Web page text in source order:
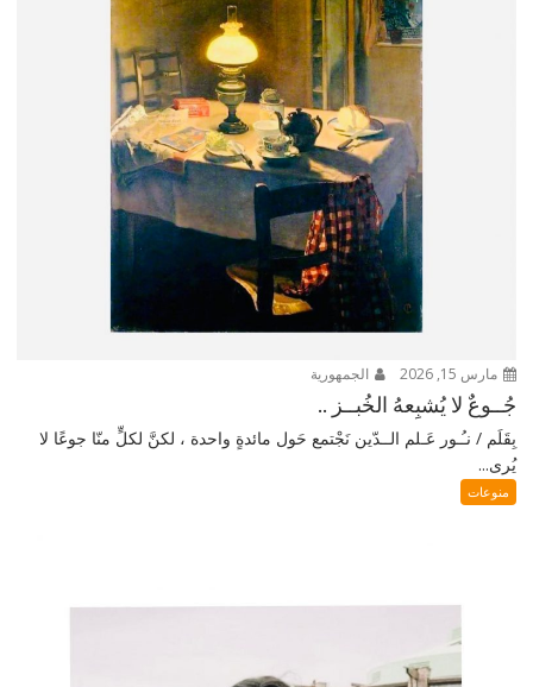
مارس 15, 2026 الجمهورية
جُــوعٌ لا يُشبِعهُ الخُبــز ..
بِقَلَم / نـُـور عَـلم الــدّين نَجْتمع حَول مائدةٍ واحدة ، لكنَّ لكلٍّ منّا جوعًا لا
يُرى...
منوعات